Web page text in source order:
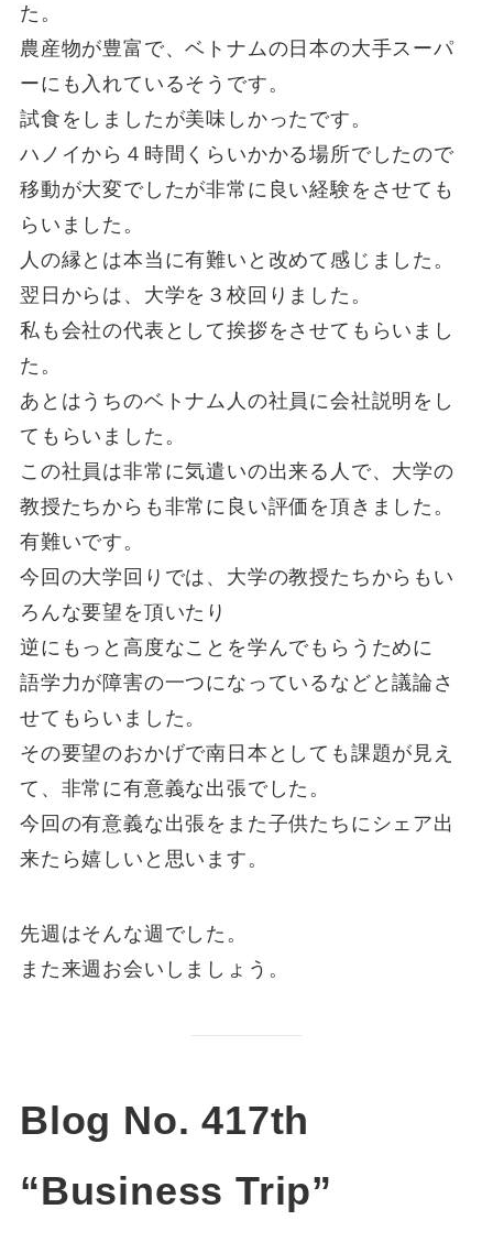
た。
農産物が豊富で、ベトナムの日本の大手スーパ
ーにも入れているそうです。
試食をしましたが美味しかったです。
ハノイから４時間くらいかかる場所でしたので
移動が大変でしたが非常に良い経験をさせても
らいました。
人の縁とは本当に有難いと改めて感じました。
翌日からは、大学を３校回りました。
私も会社の代表として挨拶をさせてもらいまし
た。
あとはうちのベトナム人の社員に会社説明をし
てもらいました。
この社員は非常に気遣いの出来る人で、大学の
教授たちからも非常に良い評価を頂きました。
有難いです。
今回の大学回りでは、大学の教授たちからもい
ろんな要望を頂いたり
逆にもっと高度なことを学んでもらうために
語学力が障害の一つになっているなどと議論さ
せてもらいました。
その要望のおかげで南日本としても課題が見え
て、非常に有意義な出張でした。
今回の有意義な出張をまた子供たちにシェア出
来たら嬉しいと思います。
先週はそんな週でした。
また来週お会いしましょう。
Blog No. 417th
“Business Trip”